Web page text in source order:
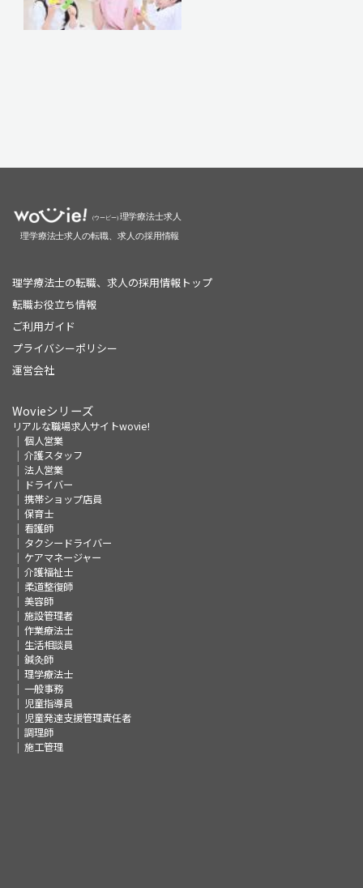
理学療法士の転職、求人の採用情報トップ
転職お役立ち情報
ご利用ガイド
プライバシーポリシー
運営会社
Wovieシリーズ
リアルな職場求人サイトwovie!
個人営業
介護スタッフ
法人営業
ドライバー
携帯ショップ店員
保育士
看護師
タクシードライバー
ケアマネージャー
介護福祉士
柔道整復師
美容師
施設管理者
作業療法士
生活相談員
鍼灸師
理学療法士
一般事務
児童指導員
児童発達支援管理責任者
調理師
施工管理